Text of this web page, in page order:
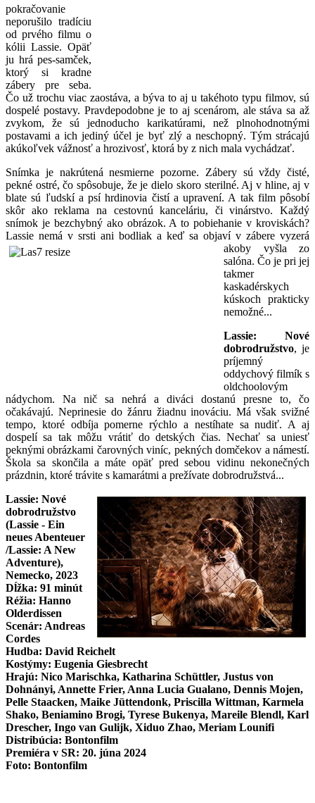
pokračovanie
neporušilo tradíciu
od prvého filmu o
kólii Lassie. Opäť
ju hrá pes-samček,
ktorý si kradne
zábery pre seba.
Čo už trochu viac zaostáva, a býva to aj u takéhoto typu filmov, sú
dospelé postavy. Pravdepodobne je to aj scenárom, ale stáva sa až
zvykom, že sú jednoducho karikatúrami, než plnohodnotnými
postavami a ich jediný účel je byť zlý a neschopný. Tým strácajú
akúkoľvek vážnosť a hrozivosť, ktorá by z nich mala vychádzať.
Snímka je nakrútená nesmierne pozorne. Zábery sú vždy čisté,
pekné ostré, čo spôsobuje, že je dielo skoro sterilné. Aj v hline, aj v
blate sú ľudskí a psí hrdinovia čistí a upravení. A tak film pôsobí
skôr ako reklama na cestovnú kanceláriu, či vinárstvo. Každý
snímok je bezchybný ako obrázok. A to pobiehanie v kroviskách?
Lassie nemá v srsti ani bodliak a keď sa objaví v zábere vyzerá
akoby vyšla zo
salóna. Čo je pri jej
takmer
kaskadérskych
kúskoch prakticky
nemožné...
Lassie: Nové
dobrodružstvo, je
príjemný
oddychový filmík s
oldchoolovým
nádychom. Na nič sa nehrá a diváci dostanú presne to, čo
očakávajú. Neprinesie do žánru žiadnu inováciu. Má však svižné
tempo, ktoré odbíja pomerne rýchlo a nestíhate sa nudiť. A aj
dospelí sa tak môžu vrátiť do detských čias. Nechať sa uniesť
peknými obrázkami čarovných viníc, pekných domčekov a námestí.
Škola sa skončila a máte opäť pred sebou vidinu nekonečných
prázdnin, ktoré trávite s kamarátmi a prežívate dobrodružstvá...
Lassie: Nové
dobrodružstvo
(Lassie - Ein
neues Abenteuer
/Lassie: A New
Adventure),
Nemecko, 2023
Dĺžka: 91 minút
Réžia: Hanno
Olderdissen
Scenár: Andreas
Cordes
Hudba: David Reichelt
Kostýmy: Eugenia Giesbrecht
Hrajú: Nico Marischka, Katharina Schüttler, Justus von
Dohnányi, Annette Frier, Anna Lucia Gualano, Dennis Mojen,
Pelle Staacken, Maike Jüttendonk, Priscilla Wittman, Karmela
Shako, Beniamino Brogi, Tyrese Bukenya, Mareile Blendl, Karl
Drescher, Ingo van Gulijk, Xiduo Zhao, Meriam Lounifi
Distribúcia: Bontonfilm
Premiéra v SR: 20. júna 2024
Foto: Bontonfilm